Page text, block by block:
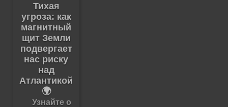
Тихая
угроза: как
магнитный
щит Земли
подвергает
нас риску
над
Атлантикой
🌍
Узнайте о